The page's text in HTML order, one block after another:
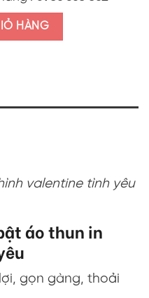
số lượng
HÀNG
valentine tình yêu
áo thun in
gọn gàng, thoải